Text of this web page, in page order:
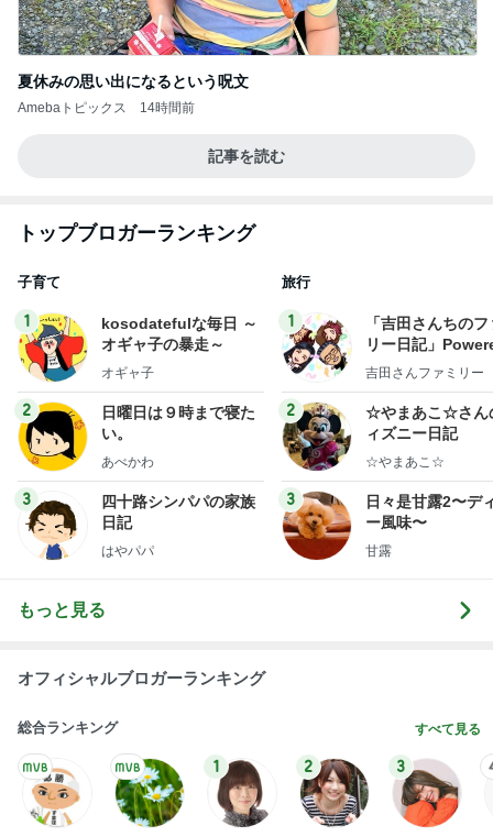
夏休みの思い出になるという呪文
Amebaトピックス 14時間前
記事を読む
トップブロガーランキング
子育て
1
kosodatefulな毎日 ～
オギャ子の暴走～
オギャ子
2
日曜日は９時まで寝た
い。
あべかわ
3
四十路シンパパの家族
日記
はやパパ
旅行
1
「吉田さんちの
リー日記」
y Ameba 吉田さ
ログ
吉田さんファミリー
2
☆やまあこ☆さん
ィズニー日記
☆やまあこ☆
3
日々是甘露2〜デ
ー風味〜
甘露
もっと見る
オフィシャルブロガーランキング
総合ランキング すべて見る
1 2 3